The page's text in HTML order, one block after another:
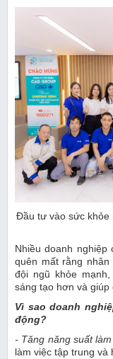
Đầu tư vào sức khỏe
Nhiều doanh
quên mất rằng
đội ngũ khỏe
sáng tạo hơn và
Vì sao doanh
động?
- Tăng năng suất
làm việc tập trung và